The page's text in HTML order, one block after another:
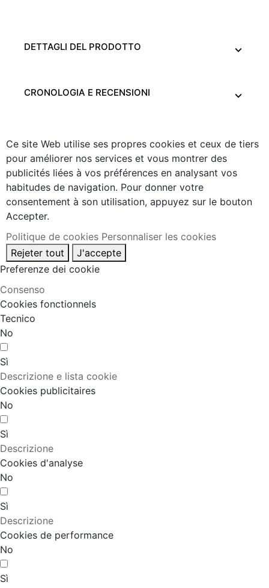
DETTAGLI DEL PRODOTTO
CRONOLOGIA E RECENSIONI
Ce site Web utilise ses propres cookies et ceux de tiers
pour améliorer nos services et vous montrer des
publicités liées à vos préférences en analysant vos
habitudes de navigation. Pour donner votre
consentement à son utilisation, appuyez sur le bouton
Accepter.
Politique de cookies Personnaliser les cookies
Rejeter tout
J'accepte
Preferenze dei cookie
Consenso
Cookies fonctionnels
Tecnico
No
Sì
Descrizione e lista cookie
Cookies publicitaires
No
Sì
Descrizione
Cookies d'analyse
No
Sì
Descrizione
Cookies de performance
No
Sì